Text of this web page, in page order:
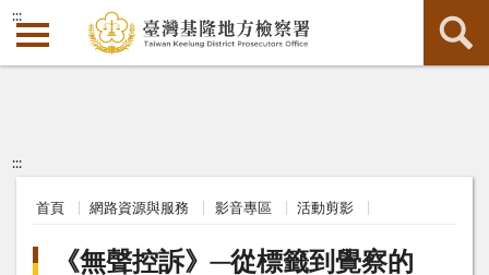
:::
:::
首頁 網路資源與服務 影音專區 活動剪影
《無聲控訴》─從標籤到覺察的